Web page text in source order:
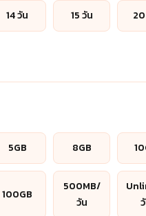
14 วัน 15 วัน
5GB 8GB
100GB
500MB/
วัน